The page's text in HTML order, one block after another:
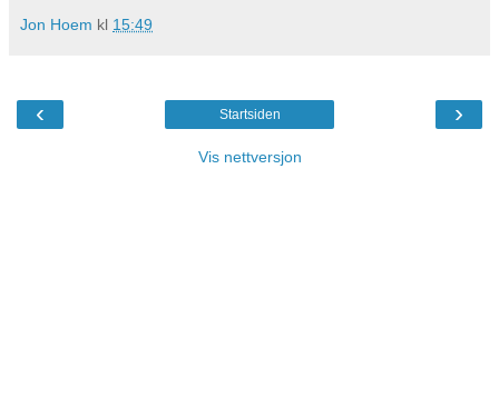
Jon Hoem kl 15:49
‹ ›
Startsiden
Vis nettversjon